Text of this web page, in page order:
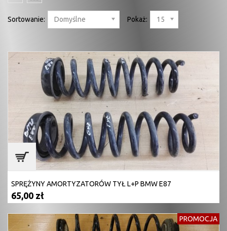
Sortowanie: Domyślne Pokaż: 15
SPRĘŻYNY AMORTYZATORÓW TYŁ L+P BMW E87
65,00 zł
PROMOCJA